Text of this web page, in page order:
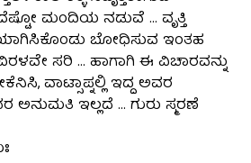
ಮಂದಿಯ ನಡುವೆ … ವೃತ್ತಿ
ಬೋಧಿಸುವ ಇಂತಹ
ಸರಿ … ಹಾಗಾಗಿ ಈ ವಿಚಾರವನ್ನು
ವಾಟ್ಸಾಪ್ನಲ್ಲಿ ಇದ್ದ ಅವರ
ಅನುಮತಿ ಇಲ್ಲದೆ … ಗುರು ಸ್ಮರಣೆ